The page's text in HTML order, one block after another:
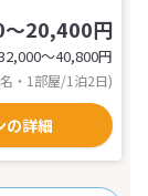
20,400円
〜40,800円
・1部屋/1泊2日)
の詳細